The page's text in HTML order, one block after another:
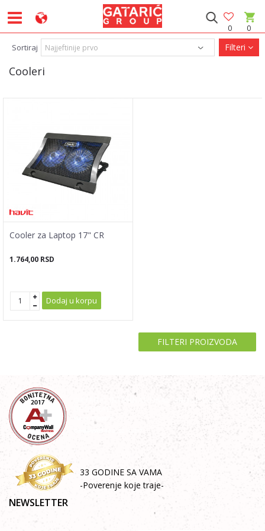
0
0
Cooleri
Sortiraj Filteri
Cooler za Laptop 17" CR
1.764,00 RSD
Dodaj u korpu
FILTERI PROIZVODA
33 GODINE SA VAMA
-Poverenje koje traje-
NEWSLETTER